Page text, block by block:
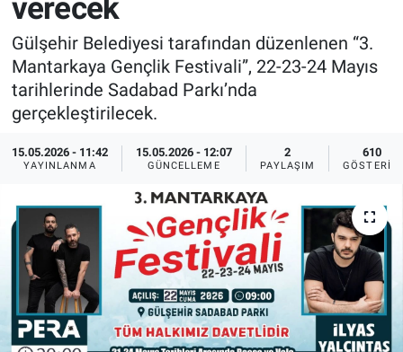
verecek
Gülşehir Belediyesi tarafından düzenlenen “3.
Mantarkaya Gençlik Festivali”, 22-23-24 Mayıs
tarihlerinde Sadabad Parkı’nda
gerçekleştirilecek.
15.05.2026 - 11:42
YAYINLANMA
15.05.2026 - 12:07
GÜNCELLEME
2
PAYLAŞIM
610
GÖSTERIM
Sağlık
Yerel
Genel
Asayiş
İlan - Duyuru- Mesaj
Türkiye Gündemi
Sizden Gelenler
Yaşam
Sağlık
Eğitim
Kültür
İlan - Duyuru- Mesaj
Türkiye Gündemi
Sizden Gelenler